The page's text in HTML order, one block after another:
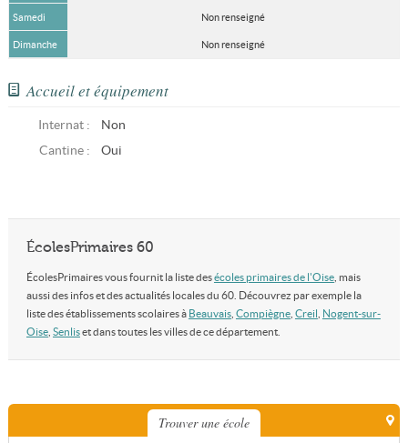
Samedi Non renseigné
Dimanche Non renseigné
Accueil et équipement
Internat :
Non
Cantine :
Oui
ÉcolesPrimaires 60
ÉcolesPrimaires vous fournit la liste desécoles primaires de l'Oise, mais
aussi des infos et des actualités locales du 60. Découvrez par exemple la
liste des établissements scolaires à Beauvais, Compiègne, Creil Nogent-sur-
Oise, Senliset dans toutes les villes de ce département.
Trouver une école